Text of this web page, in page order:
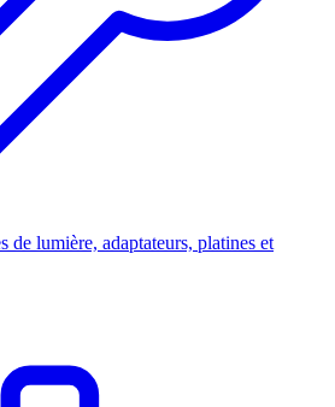
de lumière, adaptateurs, platines et